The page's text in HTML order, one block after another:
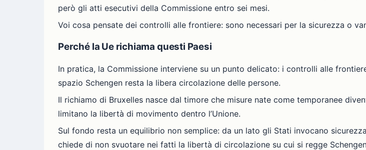
però gli atti esecutivi della Commissione entro sei mesi.
Voi cosa pensate dei controlli alle frontiere: sono necessari per la sicurezza o
Perché la Ue richiama questi Paesi
In pratica, la Commissione interviene su un punto delicato: i controlli alle
spazio Schengen resta la libera circolazione delle persone.
Il richiamo di Bruxelles nasce dal timore che misure nate come temporanee
limitano la libertà di movimento dentro l’Unione.
Sul fondo resta un equilibrio non semplice: da un lato gli Stati invocano
chiede di non svuotare nei fatti la libertà di circolazione su cui si regge